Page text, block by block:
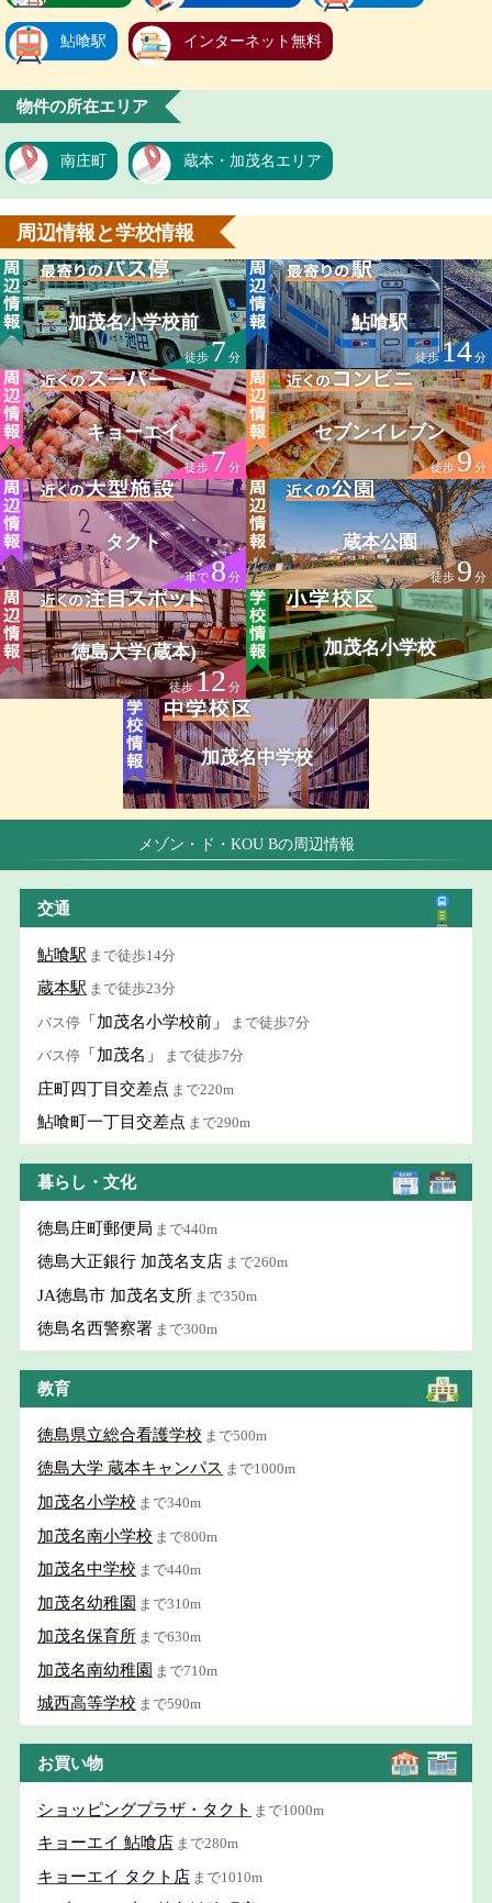
鮎喰駅 インターネット無料
物件の所在エリア
南庄町 蔵本・加茂名エリア
周辺情報と学校情報
加茂名小学校前
徒歩7分
鮎喰駅
徒歩14分
キョーエイ
徒歩7分
セブンイレブン
徒歩9分
タクト
車で8分
蔵本公園
徒歩9 分
徳島大学(蔵本)
徒歩12 分
加茂名小学校
加茂名中学校
メゾン・ド・KOU Bの周辺情報
交通
鮎喰駅 まで徒歩14分
蔵本駅 まで徒歩23分
バス停 「加茂名小学校前」 まで徒歩7分
バス停 「加茂名」 まで徒歩7分
庄町四丁目交差点 まで220m
鮎喰町一丁目交差点 まで290m
暮らし・文化
徳島庄町郵便局 まで440m
徳島大正銀行 加茂名支店 まで260m
JA徳島市 加茂名支所 まで350m
徳島名西警察署 まで300m
教育
徳島県立総合看護学校 まで500m
徳島大学 蔵本キャンパス まで1000m
加茂名小学校 まで340m
加茂名南小学校 まで800m
加茂名中学校 まで440m
加茂名幼稚園 まで310m
加茂名保育所 まで630m
加茂名南幼稚園 まで710m
城西高等学校 まで590m
お買い物
ショッピングプラザ・タクト まで1000m
キョーエイ 鮎喰店 まで280m
キョーエイ タクト店 まで1010m